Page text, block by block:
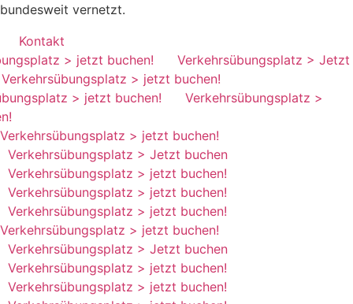
bundesweit vernetzt.
Kontakt
> jetzt buchen!Verkehrsübungsplatz > Jetzt
> jetzt buchen!
> jetzt buchen!Verkehrsübungsplatz >
Verkehrsübungsplatz > jetzt buchen!
Verkehrsübungsplatz > Jetzt buchen
Verkehrsübungsplatz > jetzt buchen!
Verkehrsübungsplatz > jetzt buchen!
Verkehrsübungsplatz > jetzt buchen!
Verkehrsübungsplatz > jetzt buchen!
Verkehrsübungsplatz > Jetzt buchen
Verkehrsübungsplatz > jetzt buchen!
Verkehrsübungsplatz > jetzt buchen!